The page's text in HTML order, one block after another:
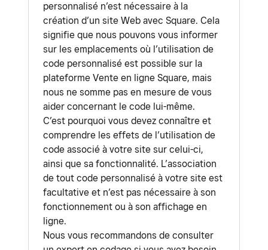
personnalisé n’est nécessaire à la
création d’un site Web avec Square. Cela
signifie que nous pouvons vous informer
sur les emplacements où l’utilisation de
code personnalisé est possible sur la
plateforme Vente en ligne Square, mais
nous ne somme pas en mesure de vous
aider concernant le code lui-même.
C’est pourquoi vous devez connaître et
comprendre les effets de l’utilisation de
code associé à votre site sur celui-ci,
ainsi que sa fonctionnalité. L’association
de tout code personnalisé à votre site est
facultative et n’est pas nécessaire à son
fonctionnement ou à son affichage en
ligne.
Nous vous recommandons de consulter